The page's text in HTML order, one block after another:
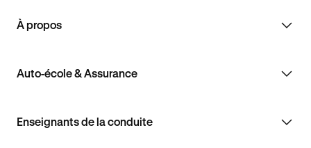
À propos
Auto-école & Assurance
Enseignants de la conduite